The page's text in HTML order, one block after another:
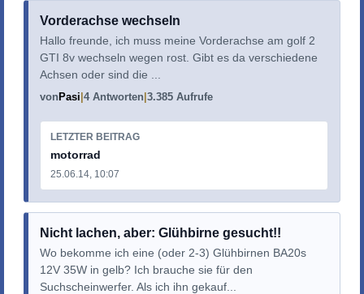
Vorderachse wechseln
Hallo freunde, ich muss meine Vorderachse am golf 2
GTI 8v wechseln wegen rost. Gibt es da verschiedene
Achsen oder sind die ...
von Pasi 4 Antworten 3.385 Aufrufe
LETZTER BEITRAG
motorrad
25.06.14, 10:07
Nicht lachen, aber: Glühbirne gesucht!!
Wo bekomme ich eine (oder 2-3) Glühbirnen BA20s
12V 35W in gelb? Ich brauche sie für den
Suchscheinwerfer. Als ich ihn gekauf...